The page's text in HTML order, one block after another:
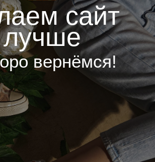
сайт
лучше
вернёмся!